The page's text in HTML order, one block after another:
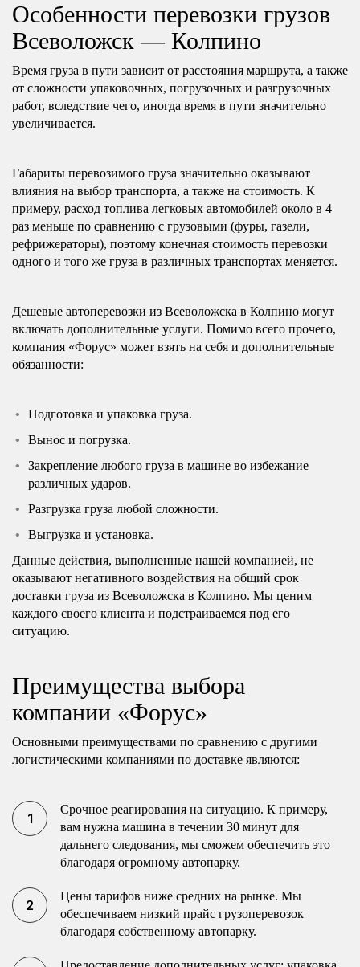
Особенности перевозки грузов
Всеволожск — Колпино
Время груза в пути зависит от расстояния маршрута, а также
от сложности упаковочных, погрузочных и разгрузочных
работ, вследствие чего, иногда время в пути значительно
увеличивается.
Габариты перевозимого груза значительно оказывают
влияния на выбор транспорта, а также на стоимость. К
примеру, расход топлива легковых автомобилей около в 4
раз меньше по сравнению с грузовыми (фуры, газели,
рефрижераторы), поэтому конечная стоимость перевозки
одного и того же груза в различных транспортах меняется.
Дешевые автоперевозки из Всеволожска в Колпино могут
включать дополнительные услуги. Помимо всего прочего,
компания «Форус» может взять на себя и дополнительные
обязанности:
Подготовка и упаковка груза.
Вынос и погрузка.
Закрепление любого груза в машине во избежание
различных ударов.
Разгрузка груза любой сложности.
Выгрузка и установка.
Данные действия, выполненные нашей компанией, не
оказывают негативного воздействия на общий срок
доставки груза из Всеволожска в Колпино. Мы ценим
каждого своего клиента и подстраиваемся под его
ситуацию.
Преимущества выбора
компании «Форус»
Основными преимуществами по сравнению с другими
логистическими компаниями по доставке являются:
Срочное реагирования на ситуацию. К примеру,
вам нужна машина в течении 30 минут для
дальнего следования, мы сможем обеспечить это
благодаря огромному автопарку.
Цены тарифов ниже средних на рынке. Мы
обеспечиваем низкий прайс грузоперевозок
благодаря собственному автопарку.